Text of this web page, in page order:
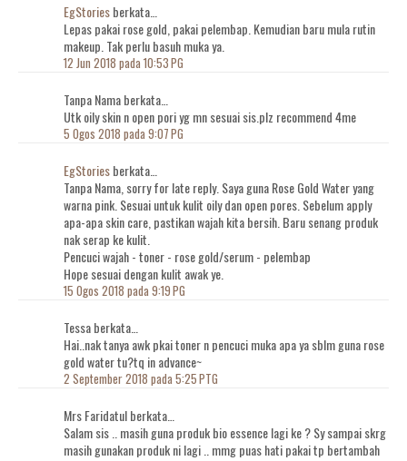
EgStoriesberkata…
Lepas pakai rose gold, pakai pelembap. Kemudian baru mula rutin
makeup. Tak perlu basuh muka ya.
12 Jun 2018 pada 10:53 PG
Tanpa Nama berkata…
Utk oily skin n open pori yg mn sesuai sis.plz recommend 4me
5 Ogos 2018 pada 9:07 PG
EgStoriesberkata…
Tanpa Nama, sorry for late reply. Saya guna Rose Gold Water yang
warna pink. Sesuai untuk kulit oily dan open pores. Sebelum apply
apa-apa skin care, pastikan wajah kita bersih. Baru senang produk
nak serap ke kulit.
Pencuci wajah - toner - rose gold/serum - pelembap
Hope sesuai dengan kulit awak ye.
15 Ogos 2018 pada 9:19 PG
Tessa berkata…
Hai..nak tanya awk pkai toner n pencuci muka apa ya sblm guna rose
gold water tu?tq in advance~
2 September 2018 pada 5:25 PTG
Mrs Faridatul berkata…
Salam sis .. masih guna produk bio essence lagi ke ? Sy sampai skrg
masih gunakan produk ni lagi .. mmg puas hati pakai tp bertambah